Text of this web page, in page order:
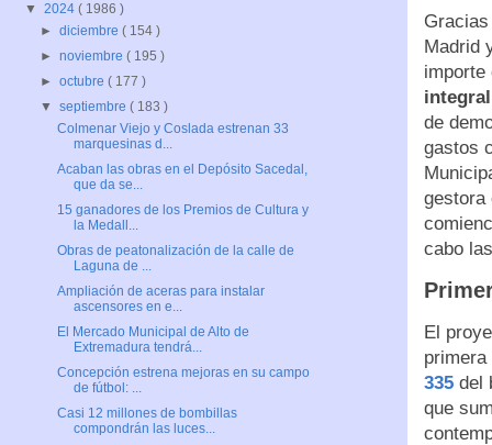
Madrid
de
gastos
cabo
El
335 del
que
▼ 2024 ( 1986 )
►diciembre( 154 )
►noviembre( 195 )
►octubre( 177 )
▼septiembre( 183 )
Colmenar Viejo y Coslada estrenan 33
marquesinas d...
Acaban las obras en el Depósito Sacedal,
que da se...
15 ganadores de los Premios de Cultura y
la Medall...
Obras de peatonalización de la calle de
Laguna de ...
Ampliación de aceras para instalar
ascensores en e...
El Mercado Municipal de Alto de
Extremadura tendrá...
Concepción estrena mejoras en su campo
de fútbol: ...
Casi 12 millones de bombillas
compondrán las luces...